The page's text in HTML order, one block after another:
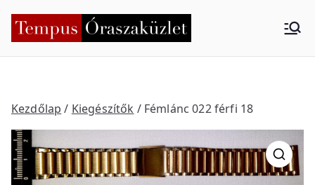
Tempus
küzlet
Kezdőlap / Kiegészítők / Fémlánc 022 férfi 18